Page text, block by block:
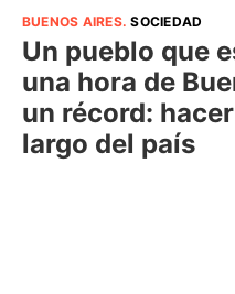
BUENOS AIRES.SOCIEDAD
Un pueblo que
una hora de
un récord:
largo del país